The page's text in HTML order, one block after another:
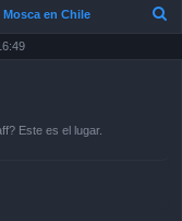
en Chile
Este es el lugar.